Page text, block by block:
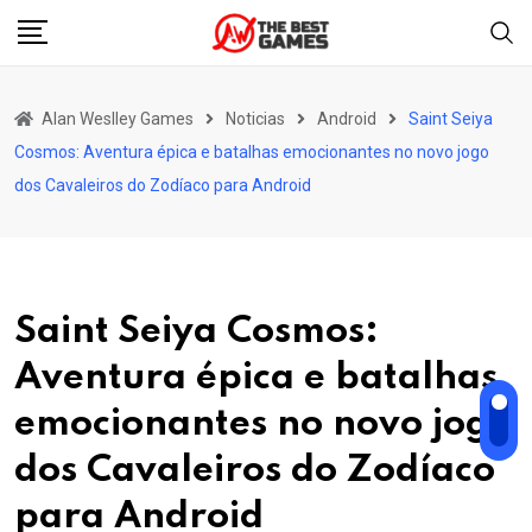
Skip
Alan Weslley Games Noticias Android
Saint Seiya
Cosmos: Aventura épica e batalhas emocionantes no novo jogo
dos Cavaleiros do Zodíaco para Android
Saint Seiya Cosmos:
Aventura épica e batalhas
emocionantes no novo jogo
dos Cavaleiros do Zodíaco
para Android